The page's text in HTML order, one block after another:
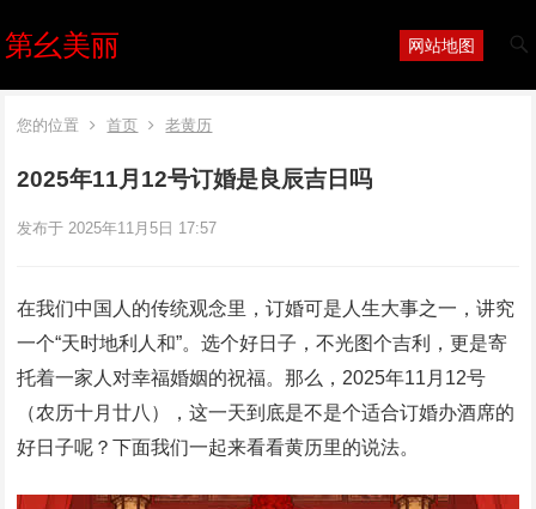
第幺美丽 网站地图
您的位置 首页 老黄历
2025年11月12号订婚是良辰吉日吗
发布于 2025年11月5日 17:57
在我们中国人的传统观念里，订婚可是人生大事之一，讲究
一个“天时地利人和”。选个好日子，不光图个吉利，更是寄
托着一家人对幸福婚姻的祝福。那么，2025年11月12号
（农历十月廿八），这一天到底是不是个适合订婚办酒席的
好日子呢？下面我们一起来看看黄历里的说法。